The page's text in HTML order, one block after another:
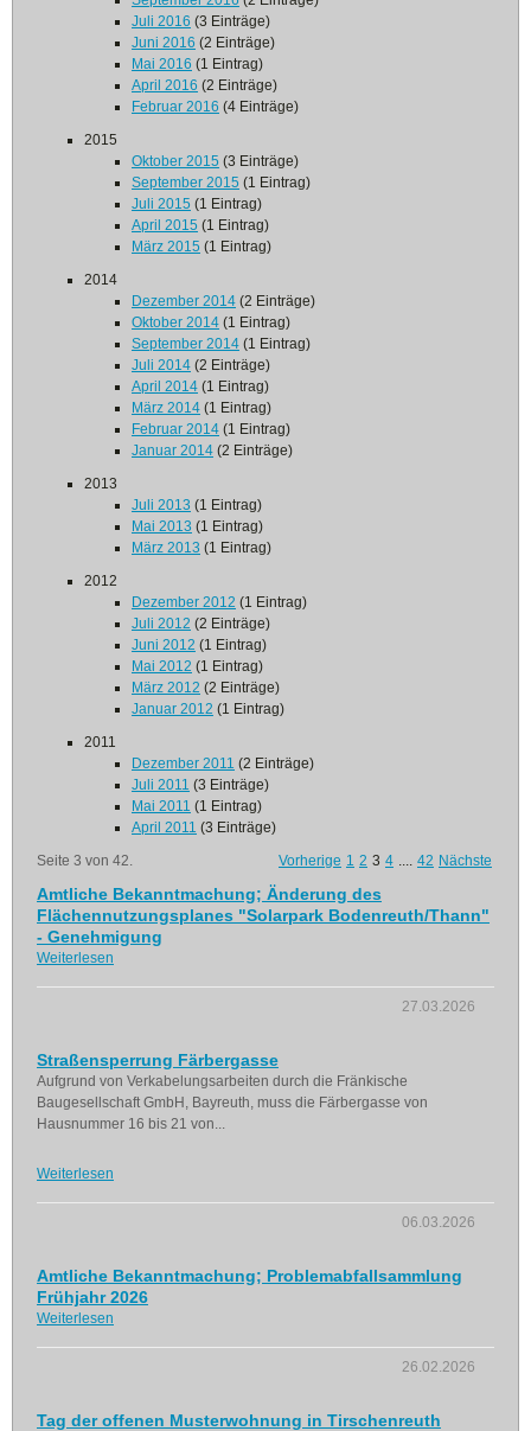
Juli 2016 (3 Einträge)
Juni 2016 (2 Einträge)
Mai 2016 (1 Eintrag)
April 2016 (2 Einträge)
Februar 2016 (4 Einträge)
2015
Oktober 2015 (3 Einträge)
September 2015 (1 Eintrag)
Juli 2015 (1 Eintrag)
April 2015 (1 Eintrag)
März 2015 (1 Eintrag)
2014
Dezember 2014 (2 Einträge)
Oktober 2014 (1 Eintrag)
September 2014 (1 Eintrag)
Juli 2014 (2 Einträge)
April 2014 (1 Eintrag)
März 2014 (1 Eintrag)
Februar 2014 (1 Eintrag)
Januar 2014 (2 Einträge)
2013
Juli 2013 (1 Eintrag)
Mai 2013 (1 Eintrag)
März 2013 (1 Eintrag)
2012
Dezember 2012 (1 Eintrag)
Juli 2012 (2 Einträge)
Juni 2012 (1 Eintrag)
Mai 2012 (1 Eintrag)
März 2012 (2 Einträge)
Januar 2012 (1 Eintrag)
2011
Dezember 2011 (2 Einträge)
Juli 2011 (3 Einträge)
Mai 2011 (1 Eintrag)
April 2011 (3 Einträge)
Seite 3 von 42.
Vorherige 1 2 3 4 .... 42 Nächste
Amtliche Bekanntmachung; Änderung des
Flächennutzungsplanes "Solarpark Bodenreuth/Thann"
- Genehmigung
Weiterlesen
27.03.2026
Straßensperrung Färbergasse
Aufgrund von Verkabelungsarbeiten durch die Fränkische
Baugesellschaft GmbH, Bayreuth, muss die Färbergasse von
Hausnummer 16 bis 21 von...
Weiterlesen
06.03.2026
Amtliche Bekanntmachung; Problemabfallsammlung
Frühjahr 2026
Weiterlesen
26.02.2026
Tag der offenen Musterwohnung in Tirschenreuth